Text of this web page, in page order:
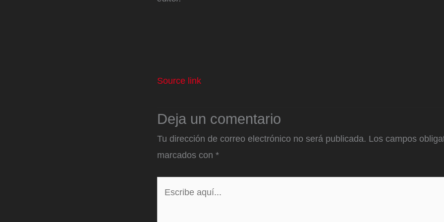
Source link
Deja un comentario
Tu dirección de correo electrónico no será publicada. Los campos
marcados con *